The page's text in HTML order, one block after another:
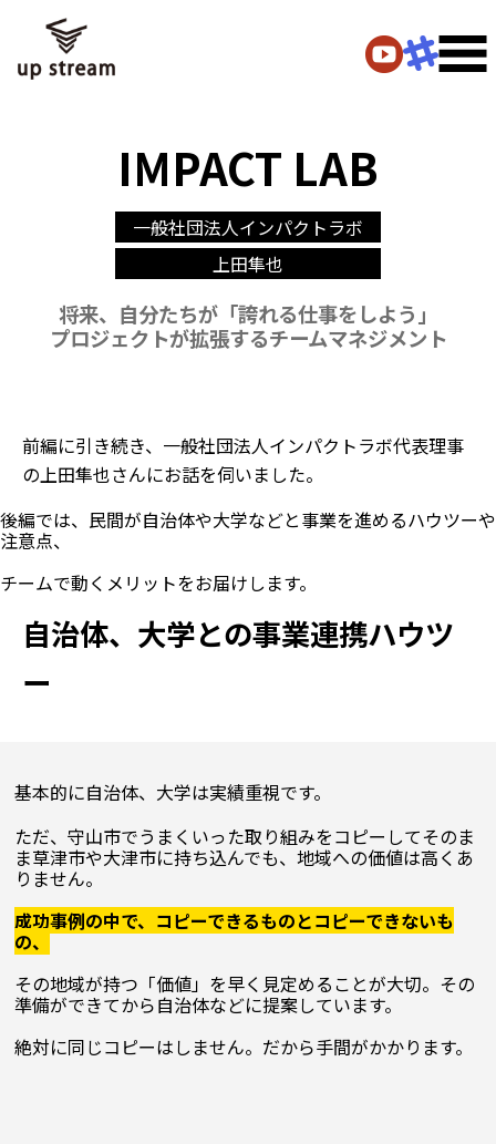
IMPACT LAB
一般社団法人インパクトラボ
上田隼也
将来、自分たちが 「誇れる仕事をしよう」
プロジェクトが拡張するチームマネジメント
前編に引き続き、一般社団法人インパクトラボ代表理事
の上田隼也さんにお話を伺いました。
後編では、民間が自治体や大学などと事業を進めるハウツーや
注意点、
自治体、大学との事業連携ハウツ
ー
基本的に自治体、大学は実績重視です。
ただ、守山市でうまくいった取り組みをコピーしてそのま
ま草津市や大津市に持ち込んでも、地域への価値は高くあ
りません。
成功事例の中で、コピーできるものとコピーできないも
の、
その地域が持つ「価値」を早く見定めることが大切。その
準備ができてから自治体などに提案しています。